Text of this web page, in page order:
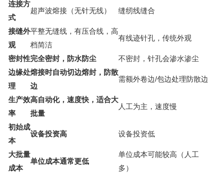
连接方
式
超声波熔接（无针无线） 缝纫线缝合
接缝外
观
平整无缝线，有压合线，高
档简洁
有线迹针孔，传统外观
密封性完全密封，防水防尘
不密封，针孔会渗水渗尘
边缘处
理
熔接时自动切边熔封，防散
边
需额外卷边/包边处理防散边
生产效
率
高自动化，速度快，适合大
批量
人工为主，速度慢
初始成
本
设备投资高 设备投资低
大批量
成本
单位成本通常更低
单位成本可能较高（人工
多）